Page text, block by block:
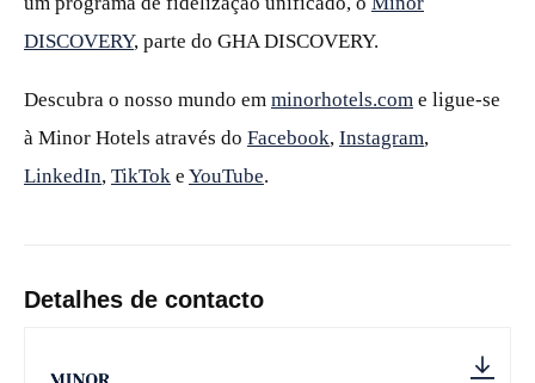
DISCOVERY, parte do GHA DISCOVERY.
Descubra o nosso mundo em minorhotels.com e ligue‑se
à Minor Hotels através do Facebook, Instagram,
LinkedIn, TikTok e YouTube.
Detalhes de contacto